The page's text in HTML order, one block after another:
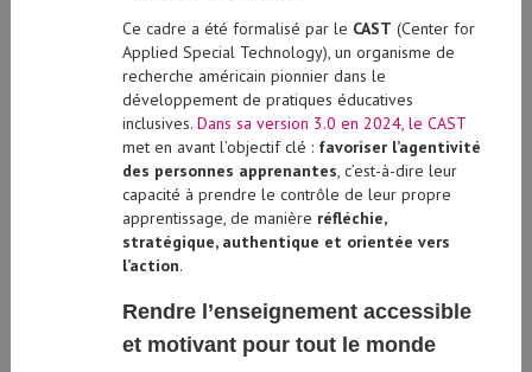
Ce cadre a été formalisé par le CAST (Center for
Applied Special Technology), un organisme de
recherche américain pionnier dans le
développement de pratiques éducatives
inclusives. Dans sa version 3.0 en 2024, le CAST
met en avant l’objectif clé : favoriser l’agentivité
des personnes apprenantes, c’est-à-dire leur
capacité à prendre le contrôle de leur propre
apprentissage, de manière réfléchie,
stratégique, authentique et orientée vers
l’action.
Rendre l’enseignement accessible
et motivant pour tout le monde